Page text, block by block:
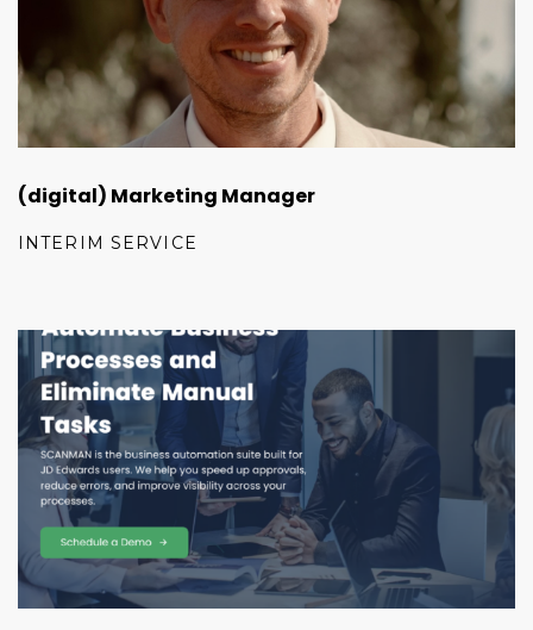
(digital) Marketing Manager
INTERIM SERVICE